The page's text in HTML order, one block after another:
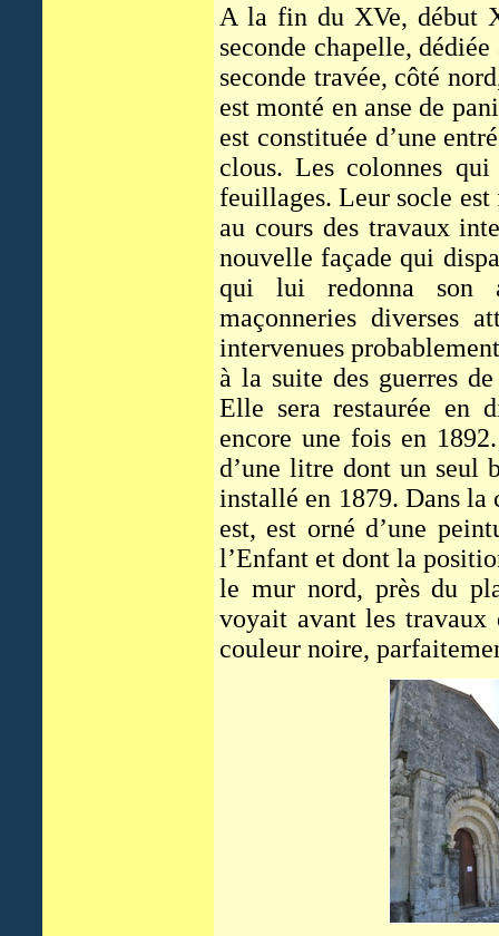
A la fin du XVe, début
seconde chapelle,
seconde travée, côté
est monté en anse de
est constituée d’une
clous. Les colonnes qui
feuillages. Leur socle
au cours des travaux
nouvelle façade qui
qui lui redonna son
maçonneries diverses
intervenues
à la suite des guerres
Elle sera restaurée en
encore une fois en
d’une litre dont un seul
installé en 1879. Dans la
est, est orné d’une
l’Enfant et dont la
le mur nord, près du
voyait avant les travaux
couleur noire,